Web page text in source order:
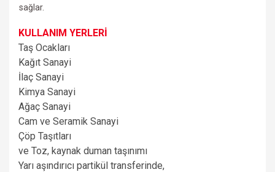
sağlar.
KULLANIM YERLERİ
Taş Ocakları
Kağıt Sanayi
İlaç Sanayi
Kimya Sanayi
Ağaç Sanayi
Cam ve Seramik Sanayi
Çöp Taşıtları
ve Toz, kaynak duman taşınımı
Yarı aşındırıcı partikül transferinde,